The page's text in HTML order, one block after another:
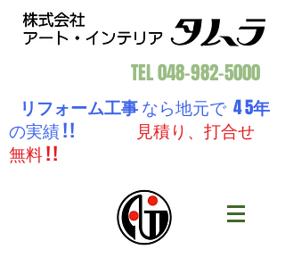
TEL048-982-5000
リフォーム工事なら地元で 4 5年
の実績 ! !
見積り、打合せ
無料 ! !